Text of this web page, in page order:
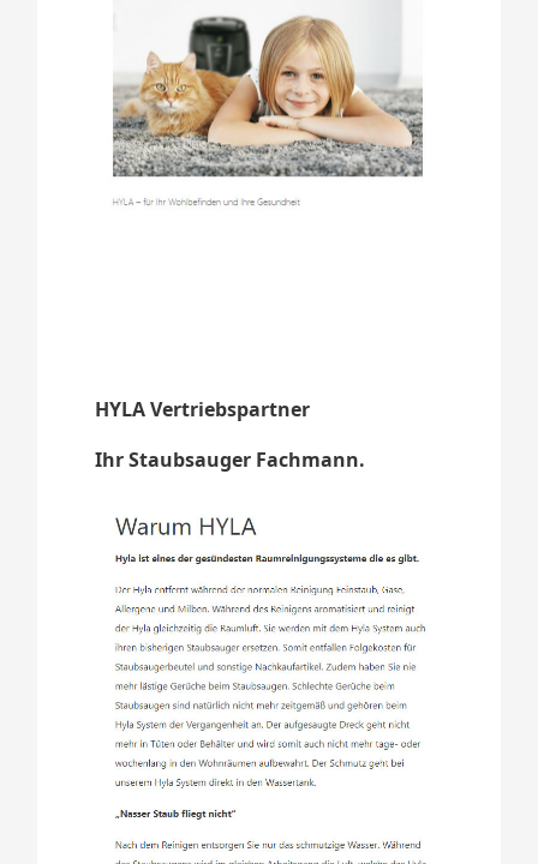
HYLA Vertriebspartner
Ihr Staubsauger Fachmann.